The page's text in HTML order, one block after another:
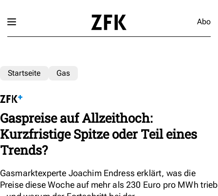
Abo
Startseite Gas
Gaspreise auf Allzeithoch:
Kurzfristige Spitze oder Teil eines
Trends?
Gasmarktexperte Joachim Endress erklärt, was die
Preise diese Woche auf mehr als 230 Euro pro MWh trieb